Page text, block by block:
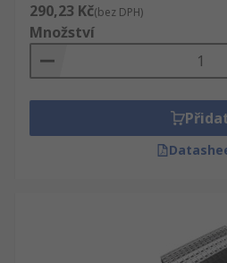
290,23 Kč(bez DPH)
Množství